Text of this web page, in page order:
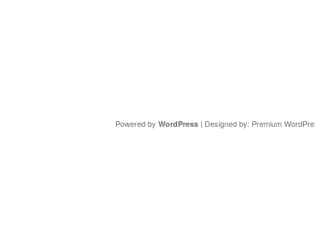
Powered by WordPress| Designed by: Premium